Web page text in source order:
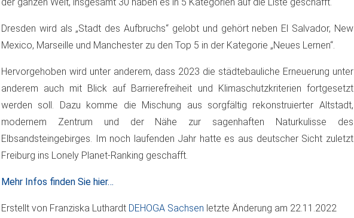
Dresden wird als „Stadt des Aufbruchs“ gelobt und gehört neben El Salvador, New
Mexico, Marseille und Manchester zu den Top 5 in der Kategorie „Neues Lernen“.
Hervorgehoben wird unter anderem, dass 2023 die städtebauliche Erneuerung unter
anderem auch mit Blick auf Barrierefreiheit und Klimaschutzkriterien fortgesetzt
werden soll. Dazu komme die Mischung aus sorgfältig rekonstruierter Altstadt,
modernem Zentrum und der Nähe zur sagenhaften Naturkulisse des
Elbsandsteingebirges. Im noch laufenden Jahr hatte es aus deutscher Sicht zuletzt
Freiburg ins Lonely Planet-Ranking geschafft.
Mehr Infos finden Sie hier…
Erstellt von Franziska Luthardt DEHOGA Sachsen letzte Änderung am 22.11.2022